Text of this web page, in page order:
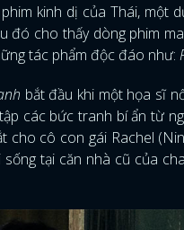
kinh dị của Thái, một
đó cho thấy dòng phim
tác phẩm độc đáo như:
bắt đầu khi một họa sĩ
các bức tranh bí ẩn từ
cho cô con gái Rachel
tại căn nhà cũ của